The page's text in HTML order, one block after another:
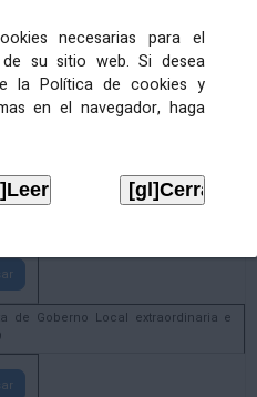
necesarias para el
su sitio web. Si desea
la Política de cookies y
en el navegador, haga
do Pleno ordinario de data 2.7.2020
da Xunta de Goberno Local de 17 de
de Goberno Local extraordinaria e